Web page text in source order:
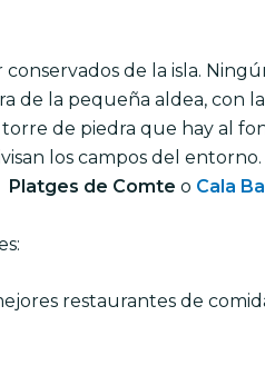
de la isla.
de la pequeña aldea, con
de piedra que hay al
los campos del
Platges de Comte o Cala
restaurantes de